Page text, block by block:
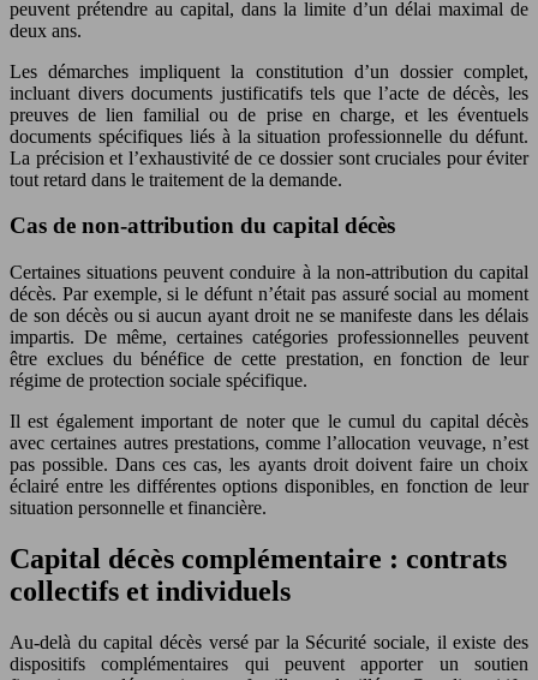
peuvent prétendre au capital, dans la limite d’un délai maximal de
deux ans.
Les démarches impliquent la constitution d’un dossier complet,
incluant divers documents justificatifs tels que l’acte de décès, les
preuves de lien familial ou de prise en charge, et les éventuels
documents spécifiques liés à la situation professionnelle du défunt.
La précision et l’exhaustivité de ce dossier sont cruciales pour éviter
tout retard dans le traitement de la demande.
Cas de non-attribution du capital décès
Certaines situations peuvent conduire à la non-attribution du capital
décès. Par exemple, si le défunt n’était pas assuré social au moment
de son décès ou si aucun ayant droit ne se manifeste dans les délais
impartis. De même, certaines catégories professionnelles peuvent
être exclues du bénéfice de cette prestation, en fonction de leur
régime de protection sociale spécifique.
Il est également important de noter que le cumul du capital décès
avec certaines autres prestations, comme l’allocation veuvage, n’est
pas possible. Dans ces cas, les ayants droit doivent faire un choix
éclairé entre les différentes options disponibles, en fonction de leur
situation personnelle et financière.
Capital décès complémentaire : contrats
collectifs et individuels
Au-delà du capital décès versé par la Sécurité sociale, il existe des
dispositifs complémentaires qui peuvent apporter un soutien